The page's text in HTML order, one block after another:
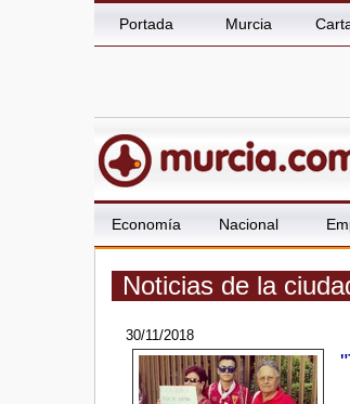
Portada Murcia
Economía Nacional
Noticias de la
30/11/2018